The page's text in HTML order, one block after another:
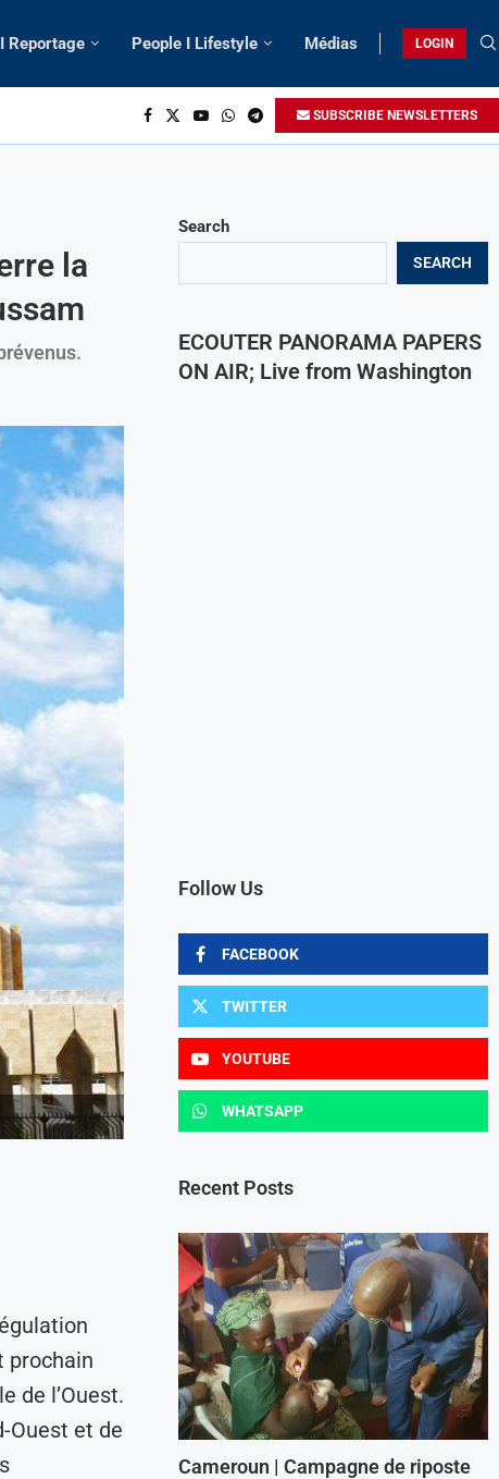
Reportage People I Lifestyle Médias LOGIN
SUBSCRIBE NEWSLETTERS
la
prochain
de l’Ouest.
Ouest et de
Search
SEARCH
ECOUTER PANORAMA PAPERS
ON AIR; Live from Washington
Follow Us
FACEBOOK
TWITTER
YOUTUBE
WHATSAPP
Recent Posts
Cameroun | Campagne de riposte